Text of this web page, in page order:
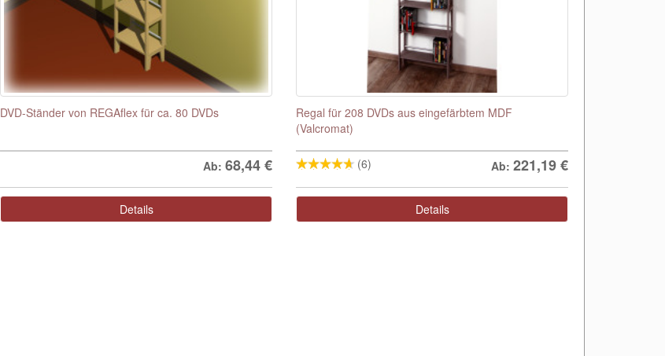
DVD-Ständer von REGAflex für ca. 80 DVDs
Ab: 68,44€
Details
Regal für 208 DVDs aus eingefärbtem MDF
(Valcromat)
(6) Ab: 221,19€
Details